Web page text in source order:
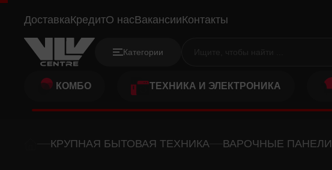
SIMFER H3G S2054VI
ДоставкаКредитО насВакансииКонтакты
Категории
КОМБО ТЕХНИКА И ЭЛЕКТРОНИКА
КРУПНАЯ БЫТОВАЯ ТЕХНИКА ВАРОЧНЫЕ ПАНЕЛИ